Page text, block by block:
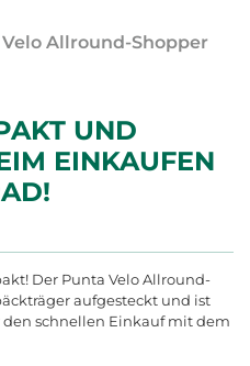
Allround-Shopper
UND
EINKAUFEN
Der Punta Velo Allround-
aufgesteckt und ist
schnellen Einkauf mit dem